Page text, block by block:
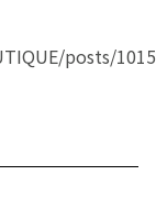
posts/